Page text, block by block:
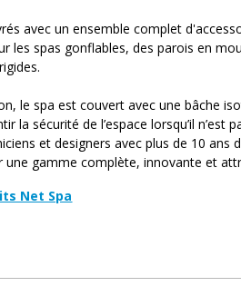
avec un ensemble complet
les spas gonflables, des parois en
le spa est couvert avec une bâche
la sécurité de l’espace lorsqu’il n’est
et designers avec plus de 10
une gamme complète, innovante et
Net Spa